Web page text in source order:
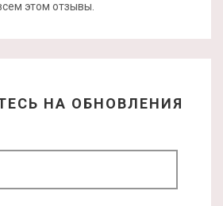
этом отзывы.
НА ОБНОВЛЕНИЯ